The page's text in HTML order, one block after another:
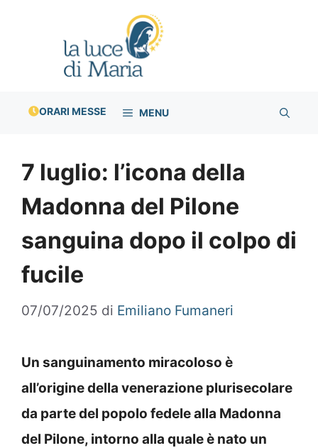
ORARI MESSE MENU
7 luglio: l’icona della
Madonna del Pilone
sanguina dopo il colpo di
fucile
07/07/2025 di Emiliano Fumaneri
Un sanguinamento miracoloso è
all’origine della venerazione plurisecolare
da parte del popolo fedele alla Madonna
del Pilone, intorno alla quale è nato un